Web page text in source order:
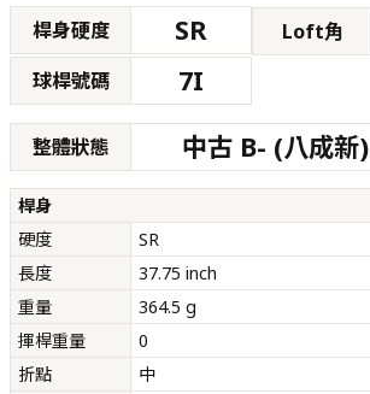
桿身硬度 SR Loft角
球桿號碼 7I
整體狀態 中古 B- (八成新)
桿身
硬度
SR
長度
37.75 inch
重量
364.5 g
揮桿重量
0
折點
中